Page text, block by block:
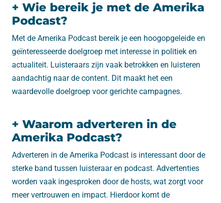
+ Wie bereik je met de Amerika
Podcast?
Met de Amerika Podcast bereik je een hoogopgeleide en
geïnteresseerde doelgroep met interesse in politiek en
actualiteit. Luisteraars zijn vaak betrokken en luisteren
aandachtig naar de content. Dit maakt het een
waardevolle doelgroep voor gerichte campagnes.
+ Waarom adverteren in de
Amerika Podcast?
Adverteren in de Amerika Podcast is interessant door de
sterke band tussen luisteraar en podcast. Advertenties
worden vaak ingesproken door de hosts, wat zorgt voor
meer vertrouwen en impact. Hierdoor komt de